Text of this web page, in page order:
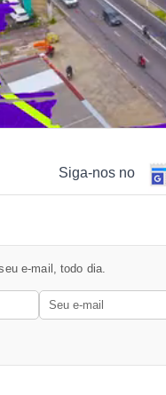
Siga-nos no
e-mail, todo dia.